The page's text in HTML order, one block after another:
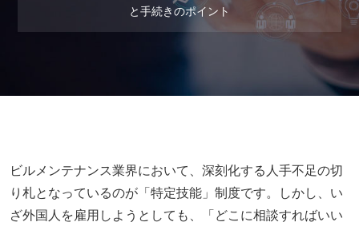
と手続きのポイント
ビルメンテナンス業界において、深刻化する人手不足の切
り札となっているのが「特定技能」制度です。しかし、い
ざ外国人を雇用しようとしても、「どこに相談すればいい